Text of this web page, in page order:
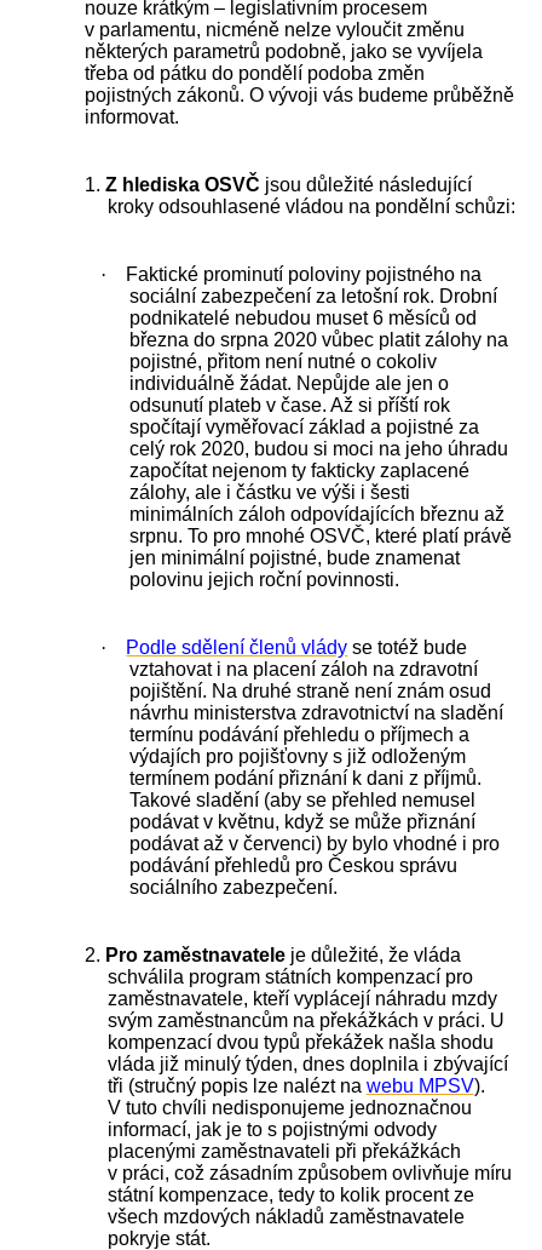
nouze krátkým – legislativním procesem
v parlamentu, nicméně nelze vyloučit změnu
některých parametrů podobně, jako se vyvíjela
třeba od pátku do pondělí podoba změn
pojistných zákonů. O vývoji vás budeme průběžně
informovat.
1. Z hlediska OSVČ jsou důležité následující
kroky odsouhlasené vládou na pondělní schůzi:
·
Faktické prominutí poloviny pojistného na
sociální zabezpečení za letošní rok. Drobní
podnikatelé nebudou muset 6 měsíců od
března do srpna 2020 vůbec platit zálohy na
pojistné, přitom není nutné o cokoliv
individuálně žádat. Nepůjde ale jen o
odsunutí plateb v čase. Až si příští rok
spočítají vyměřovací základ a pojistné za
celý rok 2020, budou si moci na jeho úhradu
započítat nejenom ty fakticky zaplacené
zálohy, ale i částku ve výši i šesti
minimálních záloh odpovídajících březnu až
srpnu. To pro mnohé OSVČ, které platí právě
jen minimální pojistné, bude znamenat
polovinu jejich roční povinnosti.
· Podle sdělení členů vlády se totéž bude
vztahovat i na placení záloh na zdravotní
pojištění. Na druhé straně není znám osud
návrhu ministerstva zdravotnictví na sladění
termínu podávání přehledu o příjmech a
výdajích pro pojišťovny s již odloženým
termínem podání přiznání k dani z příjmů.
Takové sladění (aby se přehled nemusel
podávat v květnu, když se může přiznání
podávat až v červenci) by bylo vhodné i pro
podávání přehledů pro Českou správu
sociálního zabezpečení.
2. Pro zaměstnavateleje důležité, že vláda
schválila program státních kompenzací pro
zaměstnavatele, kteří vyplácejí náhradu mzdy
svým zaměstnancům na překážkách v práci. U
kompenzací dvou typů překážek našla shodu
vláda již minulý týden, dnes doplnila i zbývající
tři (stručný popis lze nalézt na webu MPSV).
V tuto chvíli nedisponujeme jednoznačnou
informací, jak je to s pojistnými odvody
placenými zaměstnavateli při překážkách
v práci, což zásadním způsobem ovlivňuje míru
státní kompenzace, tedy to kolik procent ze
všech mzdových nákladů zaměstnavatele
pokryje stát.